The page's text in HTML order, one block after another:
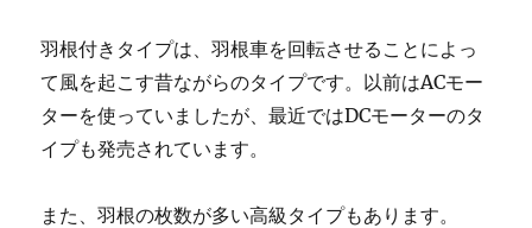
羽根付きタイプは、羽根車を回転させることによっ
て風を起こす昔ながらのタイプです。以前はACモー
ターを使っていましたが、最近ではDCモーターのタ
イプも発売されています。
また、羽根の枚数が多い高級タイプもあります。